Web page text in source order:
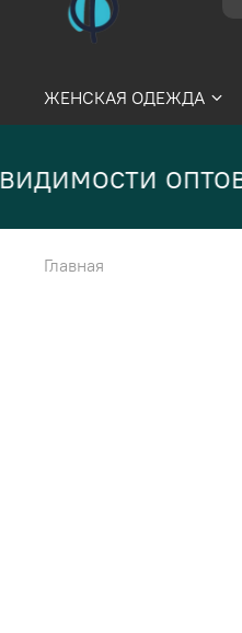
ЖЕНСКАЯ ОДЕЖДА
Главная